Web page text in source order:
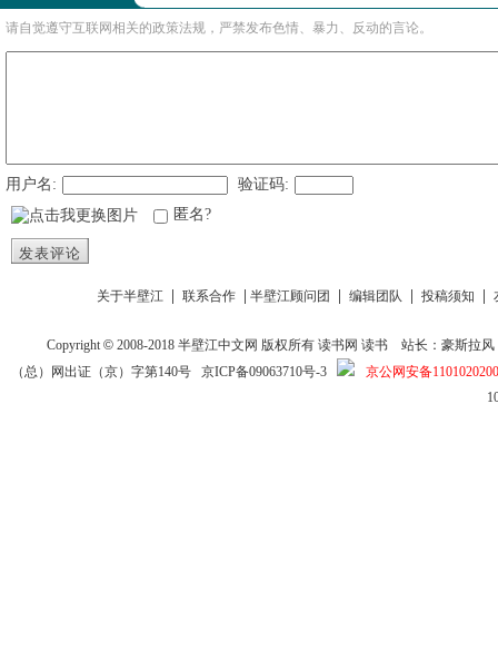
请自觉遵守互联网相关的政策法规，严禁发布色情、暴力、反动的言论。
用户名:
验证码:
匿名?
发表评论
关于半壁江 联系合作 半壁江顾问团 编辑团队 投稿须知
Copyright © 2008-2018半壁江中文网 版权所有读书网 读书
站长：豪斯拉风
（总）网出证（京）字第140号 京ICP备09063710号-3
京公网安备